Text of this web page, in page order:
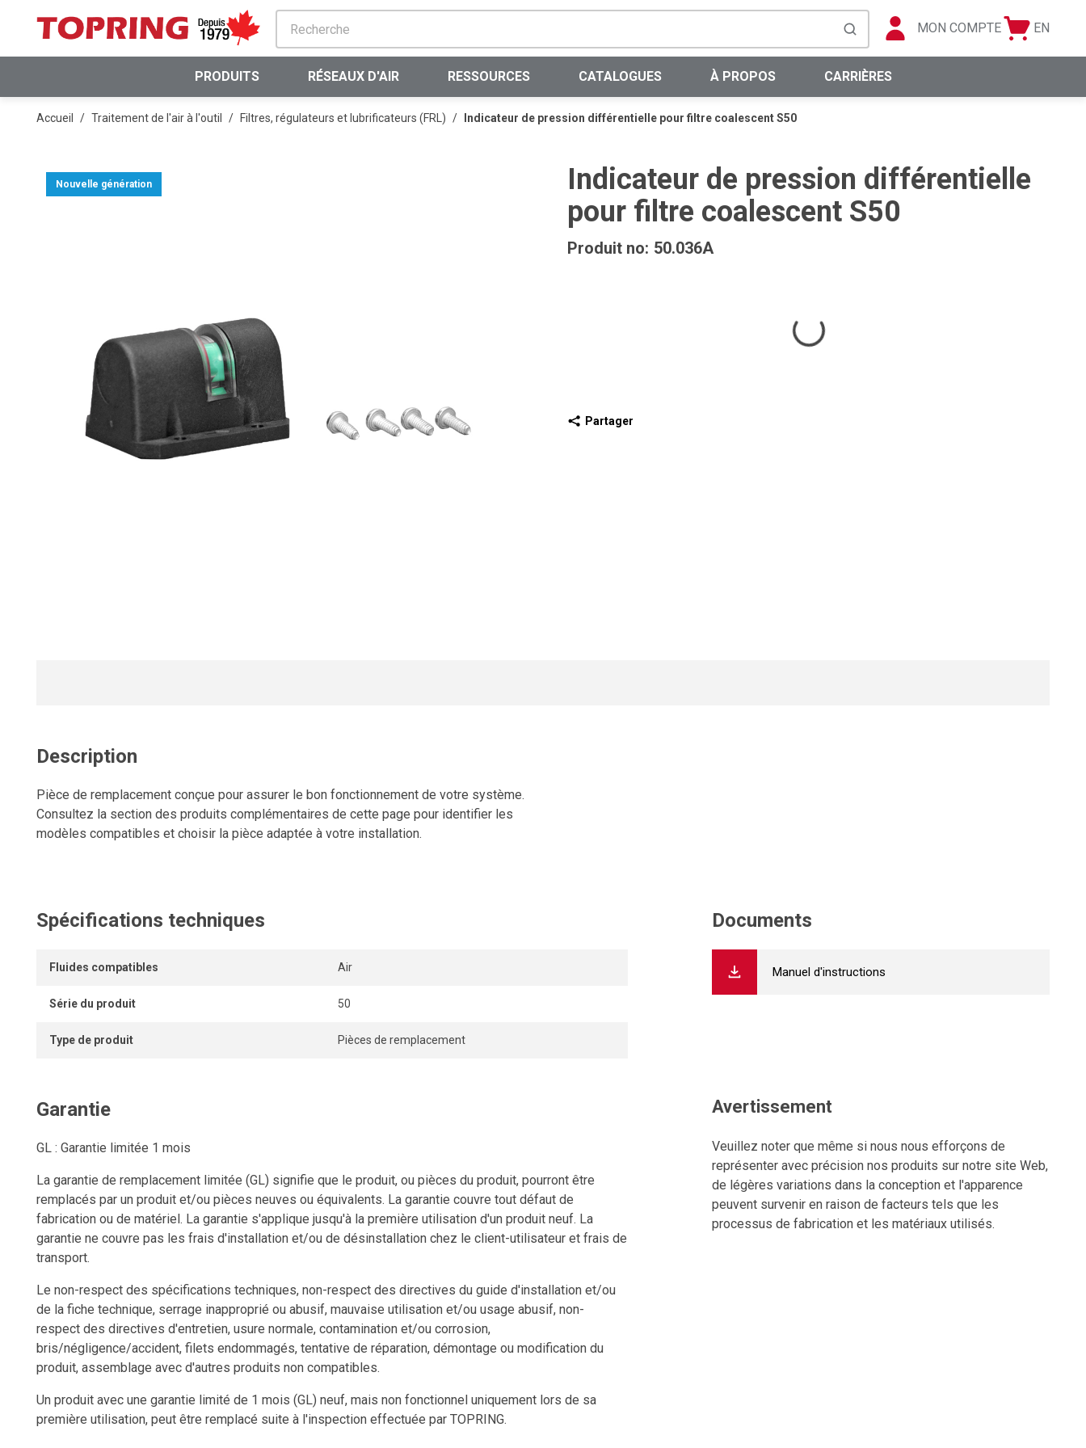
PASSER AU CONTENU PRINCIPAL
soumettre la recherche
MON COMPTE
Panier
Langue
EN
PRODUITS RÉSEAUX D'AIR RESSOURCES CATALOGUES À PROPOS CARRIÈRES
Accueil / Traitement de l'air à l'outil / Filtres, régulateurs et lubrificateurs (FRL) / Indicateur de pression différentielle pour filtre coalescent S50
Nouvelle génération
Indicateur de pression différentielle
pour filtre coalescent S50
Produit no: 50.036A
Partager
Description
Pièce de remplacement conçue pour assurer le bon fonctionnement de votre système.
Consultez la section des produits complémentaires de cette page pour identifier les
modèles compatibles et choisir la pièce adaptée à votre installation.
Spécifications techniques
Fluides compatibles Air
Série du produit 50
Type de produit Pièces de remplacement
Documents
Manuel d'instructions
Garantie
GL : Garantie limitée 1 mois
La garantie de remplacement limitée (GL) signifie que le produit, ou pièces du produit, pourront être
remplacés par un produit et/ou pièces neuves ou équivalents. La garantie couvre tout défaut de
fabrication ou de matériel. La garantie s'applique jusqu'à la première utilisation d'un produit neuf. La
garantie ne couvre pas les frais d'installation et/ou de désinstallation chez le client-utilisateur et frais de
transport.
Le non-respect des spécifications techniques, non-respect des directives du guide d'installation et/ou
de la fiche technique, serrage inapproprié ou abusif, mauvaise utilisation et/ou usage abusif, non-
respect des directives d'entretien, usure normale, contamination et/ou corrosion,
bris/négligence/accident, filets endommagés, tentative de réparation, démontage ou modification du
produit, assemblage avec d'autres produits non compatibles.
Un produit avec une garantie limité de 1 mois (GL) neuf, mais non fonctionnel uniquement lors de sa
première utilisation, peut être remplacé suite à l'inspection effectuée par TOPRING.
Avertissement
Veuillez noter que même si nous nous efforçons de
représenter avec précision nos produits sur notre site Web,
de légères variations dans la conception et l'apparence
peuvent survenir en raison de facteurs tels que les
processus de fabrication et les matériaux utilisés.